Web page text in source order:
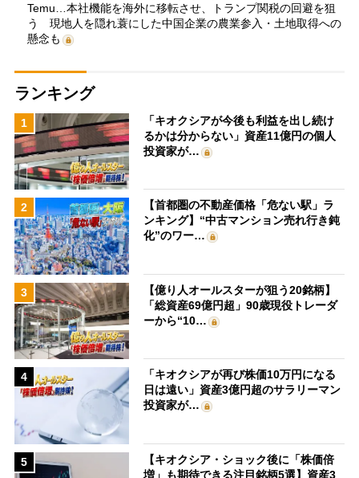
Temu…本社機能を海外に移転させ、トランプ関税の回避を狙
う 現地人を隠れ蓑にした中国企業の農業参入・土地取得への
懸念も
ランキング
1
「キオクシアが今後も利益を出し続け
るかは分からない」資産11億円の個人
投資家が…
2
【首都圏の不動産価格「危ない駅」ラ
ンキング】“中古マンション売れ行き鈍
化”のワー…
3
【億り人オールスターが狙う20銘柄】
「総資産69億円超」90歳現役トレーダ
ーから“10…
4
「キオクシアが再び株価10万円になる
日は遠い」資産3億円超のサラリーマン
投資家が…
5
【キオクシア・ショック後に「株価倍
増」も期待できる注目銘柄5選】資産3